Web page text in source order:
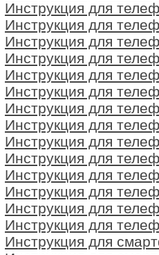
Инструкция для
Инструкция для
Инструкция для
Инструкция для
Инструкция для
Инструкция для
Инструкция для
Инструкция для
Инструкция для
Инструкция для
Инструкция для
Инструкция для
Инструкция для
Инструкция для
Инструкция для